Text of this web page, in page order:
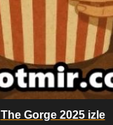
The Gorge 2025 izle